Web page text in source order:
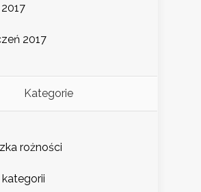
2017
Kategorie
rożności